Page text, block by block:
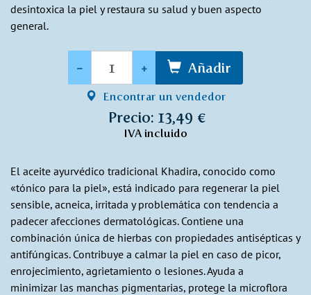
desintoxica la piel y restaura su salud y buen aspecto
general.
- + Añadir
Encontrar un vendedor
Precio: 13,49 €
IVA incluido
El aceite ayurvédico tradicional Khadira, conocido como
«tónico para la piel», está indicado para regenerar la piel
sensible, acneica, irritada y problemática con tendencia a
padecer afecciones dermatológicas. Contiene una
combinación única de hierbas con propiedades antisépticas y
antifúngicas. Contribuye a calmar la piel en caso de picor,
enrojecimiento, agrietamiento o lesiones. Ayuda a
minimizar las manchas pigmentarias, protege la microflora